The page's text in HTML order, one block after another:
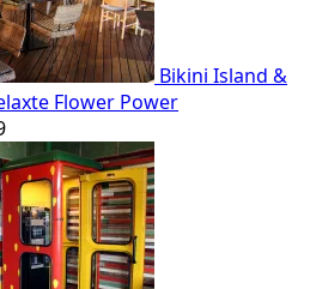
Bikini Island &
Flower Power